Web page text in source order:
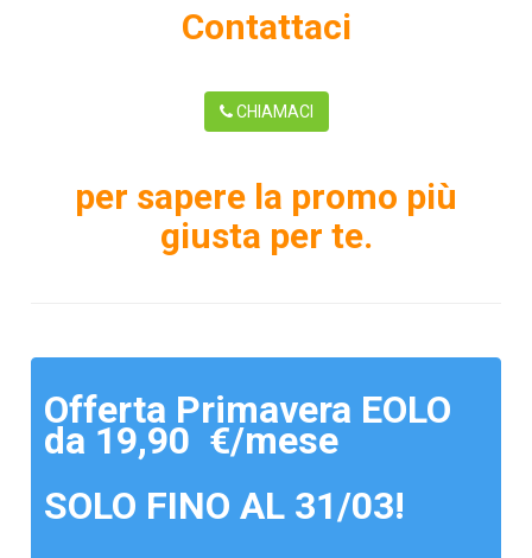
Contattaci
CHIAMACI
per sapere la promo più
giusta per te.
Offerta Primavera EOLO
da 19,90 €/mese
SOLO FINO AL 31/03!